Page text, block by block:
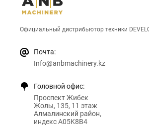
Официальный дистрибьютор техники
Почта:
Info@anbmachinery.kz
Головной офис:
Проспект Жибек
Жолы, 135, 11 этаж
Алмалинский район,
индекс A05K8B4